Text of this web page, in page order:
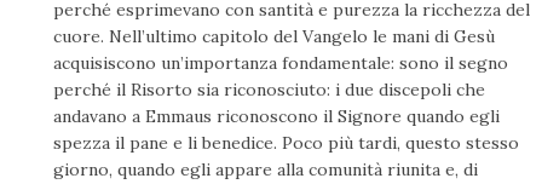
perché esprimevano con santità e purezza la ricchezza del
cuore. Nell’ultimo capitolo del Vangelo le mani di Gesù
acquisiscono un’importanza fondamentale: sono il segno
perché il Risorto sia riconosciuto: i due discepoli che
andavano a Emmaus riconoscono il Signore quando egli
spezza il pane e li benedice. Poco più tardi, questo stesso
giorno, quando egli ap­pare alla comunità riunita e, di